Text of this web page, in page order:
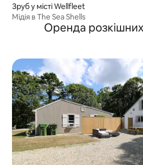
Зруб у місті Wellfleet
Мідія в The Sea Shells
Оренда